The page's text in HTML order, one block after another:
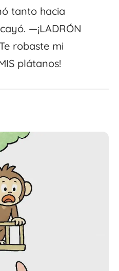
tanto hacia
—¡LADRÓN
robaste mi
plátanos!